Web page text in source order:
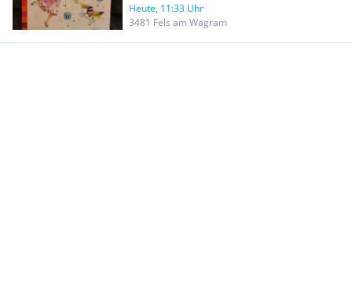
Heute, 11:33 Uhr
3481 Fels am Wagram